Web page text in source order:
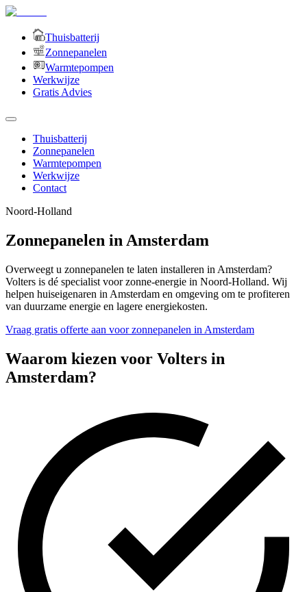
Thuisbatterij
Zonnepanelen
Warmtepompen
Werkwijze
Gratis Advies
Thuisbatterij
Zonnepanelen
Warmtepompen
Werkwijze
Contact
Noord-Holland
Zonnepanelen in Amsterdam
Overweegt u zonnepanelen te laten installeren in Amsterdam?
Volters is dé specialist voor zonne-energie in Noord-Holland. Wij
helpen huiseigenaren in Amsterdam en omgeving om te profiteren
van duurzame energie en lagere energiekosten.
Vraag gratis offerte aan voor zonnepanelen in Amsterdam
Waarom kiezen voor Volters in
Amsterdam?